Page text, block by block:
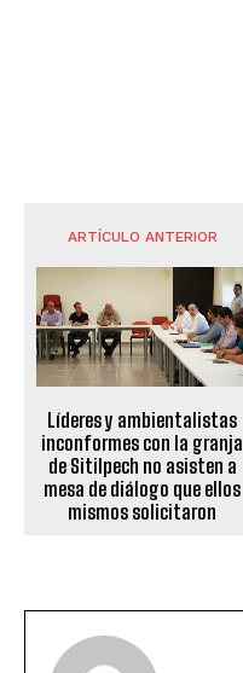
ARTÍCULO ANTERIOR
Líderes y ambientalistas
inconformes con la granja
de Sitilpech no asisten a
mesa de diálogo que ellos
mismos solicitaron